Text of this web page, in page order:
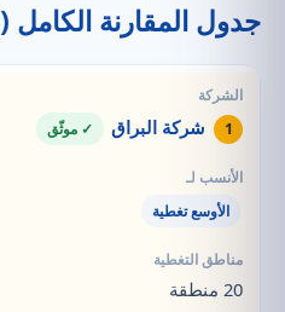
جدول المقارنة الكامل (34 شركة)
1 شركة البراق ✓ موثّق
الأوسع تغطية
20 منطقة